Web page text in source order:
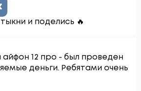
и поделись 🔥
айфон 12 про - был проведен
деньги. Ребятами очень